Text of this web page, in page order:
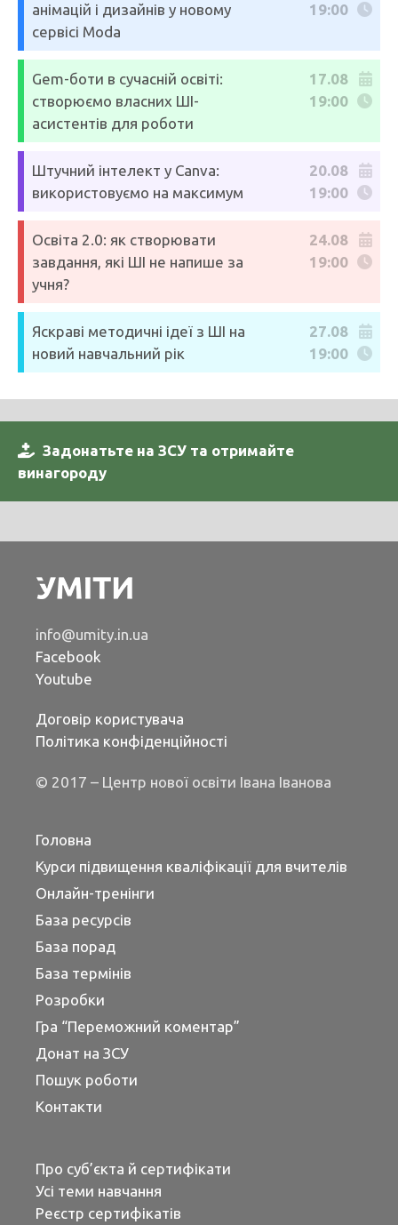
анімацій і дизайнів у новому
сервісі Moda
19:00
Gem-боти в сучасній освіті:
створюємо власних ШІ-
асистентів для роботи
17.08
19:00
Штучний інтелект у Canva:
використовуємо на максимум
20.08
19:00
Освіта 2.0: як створювати
завдання, які ШІ не напише за
учня?
24.08
19:00
Яскраві методичні ідеї з ШІ на
новий навчальний рік
27.08
19:00
Задонатьте на ЗСУ та отримайте
винагороду
info@umity.in.ua
Facebook
Youtube
Договір користувача
Політика конфіденційності
© 2017 – Центр нової освіти Івана Іванова
Головна
Курси підвищення кваліфікації для вчителів
Онлайн-тренінги
База ресурсів
База порад
База термінів
Розробки
Гра “Переможний коментар”
Донат на ЗСУ
Пошук роботи
Контакти
Про суб’єкта й сертифікати
Усі теми навчання
Реєстр сертифікатів